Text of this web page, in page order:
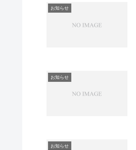
お知らせ
お知らせ
お知らせ